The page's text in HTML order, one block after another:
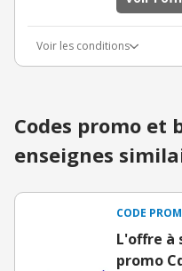
Voir les conditions
Codes promo et
enseignes
CODE
L'offre à
promo